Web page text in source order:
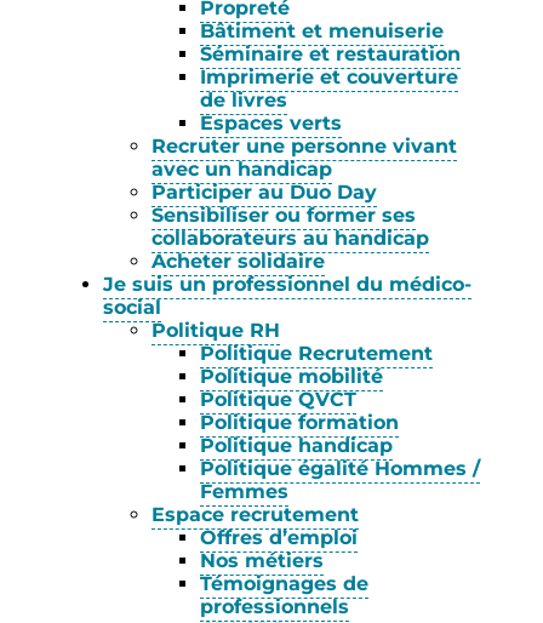
Propreté
Bâtiment et menuiserie
Séminaire et restauration
Imprimerie et couverture
de livres
Espaces verts
Recruter une personne vivant
avec un handicap
Participer au Duo Day
Sensibiliser ou former ses
collaborateurs au handicap
Acheter solidaire
Je suis un professionnel du médico-
social
Politique RH
Politique Recrutement
Politique mobilité
Politique QVCT
Politique formation
Politique handicap
Politique égalité Hommes /
Femmes
Espace recrutement
Offres d’emploi
Nos métiers
Témoignages de
professionnels